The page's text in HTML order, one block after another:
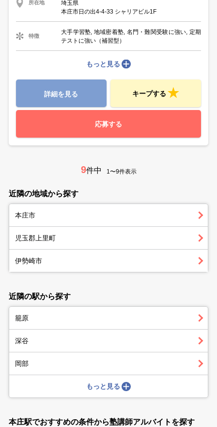
所在地
埼玉県
本庄市日の出4-4-33 シャリアビル1F
特徴
大手学習塾, 地域密着塾, 名門・難関受験に強い, 定期
テストに強い（補習型）
もっと見る
詳細を見る キープする
応募する
9件中 1〜9件表示
近隣の地域から探す
本庄市
児玉郡上里町
伊勢崎市
近隣の駅から探す
籠原
深谷
岡部
もっと見る
本庄駅でおすすめの条件から塾講師アルバイトを探す